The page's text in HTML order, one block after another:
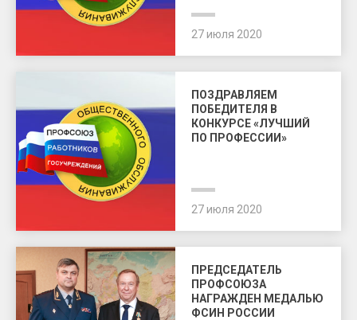
27 июля 2020
ПОЗДРАВЛЯЕМ
ПОБЕДИТЕЛЯ В
КОНКУРСЕ «ЛУЧШИЙ
ПО ПРОФЕССИИ»
27 июля 2020
ПРЕДСЕДАТЕЛЬ
ПРОФСОЮЗА
НАГРАЖДЕН МЕДАЛЬЮ
ФСИН РОССИИ